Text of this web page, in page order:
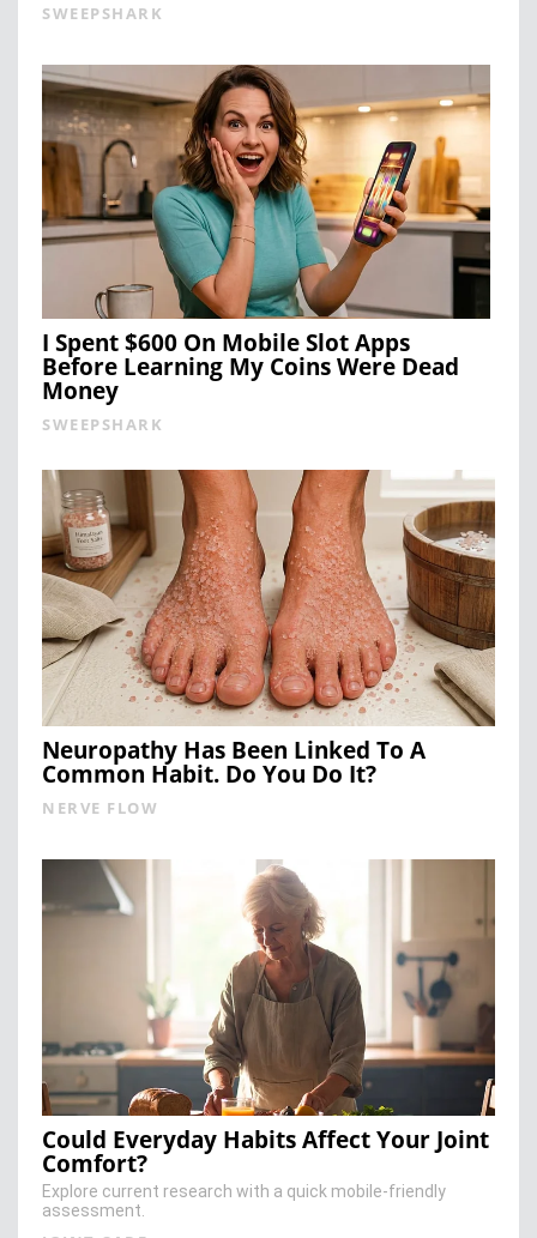
SWEEPSHARK
I Spent $600 On Mobile Slot Apps
Before Learning My Coins Were Dead
Money
SWEEPSHARK
Neuropathy Has Been Linked To A
Common Habit. Do You Do It?
NERVE FLOW
Could Everyday Habits Affect Your Joint
Comfort?
Explore current research with a quick mobile-friendly
assessment.